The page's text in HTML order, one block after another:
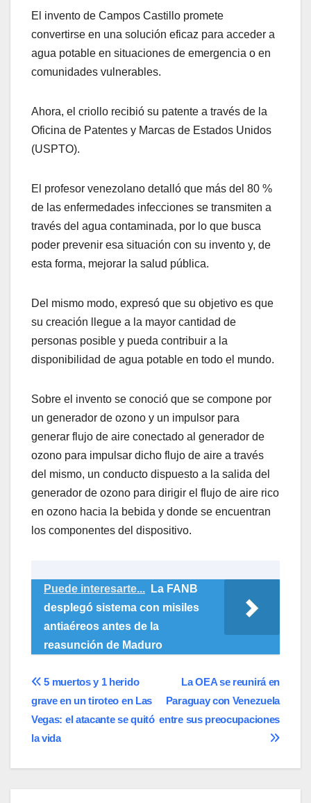
El invento de Campos Castillo promete
convertirse en una solución eficaz para acceder a
agua potable en situaciones de emergencia o en
comunidades vulnerables.
Ahora, el criollo recibió su patente a través de la
Oficina de Patentes y Marcas de Estados Unidos
(USPTO).
El profesor venezolano detalló que más del 80 %
de las enfermedades infecciones se transmiten a
través del agua contaminada, por lo que busca
poder prevenir esa situación con su invento y, de
esta forma, mejorar la salud pública.
Del mismo modo, expresó que su objetivo es que
su creación llegue a la mayor cantidad de
personas posible y pueda contribuir a la
disponibilidad de agua potable en todo el mundo.
Sobre el invento se conoció que se compone por
un generador de ozono y un impulsor para
generar flujo de aire conectado al generador de
ozono para impulsar dicho flujo de aire a través
del mismo, un conducto dispuesto a la salida del
generador de ozono para dirigir el flujo de aire rico
en ozono hacia la bebida y donde se encuentran
los componentes del dispositivo.
Puede interesarte...
La FANB
desplegó sistema con misiles
antiaéreos antes de la
reasunción de Maduro
Navegación
de
entradas
La OEA se reunirá en
Paraguay con Venezuela
entre sus preocupaciones
5 muertos y 1 herido
grave en un tiroteo en Las
Vegas: el atacante se quitó
la vida